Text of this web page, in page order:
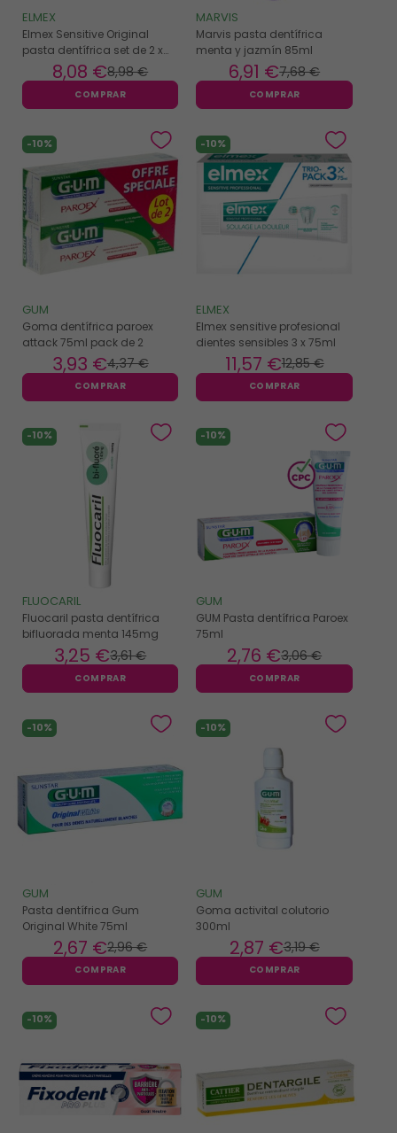
ELMEX
Elmex Sensitive Original
pasta dentífrica set de 2 x
8,98 €
8,08 €
COMPRAR
MARVIS
Marvis pasta dentífrica
menta y jazmín 85ml
7,68 €
6,91 €
COMPRAR
-10%
GUM
Goma dentífrica paroex
attack 75ml pack de 2
4,37 €
3,93 €
COMPRAR
-10%
ELMEX
Elmex sensitive profesional
dientes sensibles 3 x 75ml
12,85 €
11,57 €
COMPRAR
-10%
FLUOCARIL
Fluocaril pasta dentífrica
bifluorada menta 145mg
3,61 €
3,25 €
COMPRAR
-10%
GUM
GUM Pasta dentífrica Paroex
75ml
3,06 €
2,76 €
COMPRAR
-10%
GUM
Pasta dentífrica Gum
Original White 75ml
2,96 €
2,67 €
COMPRAR
-10%
GUM
Goma activital colutorio
300ml
3,19 €
2,87 €
COMPRAR
-10% -10%